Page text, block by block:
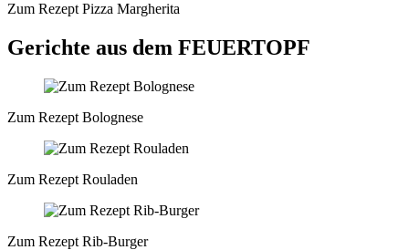
Zum Rezept Pizza Margherita
Gerichte aus dem FEUERTOPF
Zum Rezept Bolognese
Zum Rezept Rouladen
Zum Rezept Rib-Burger